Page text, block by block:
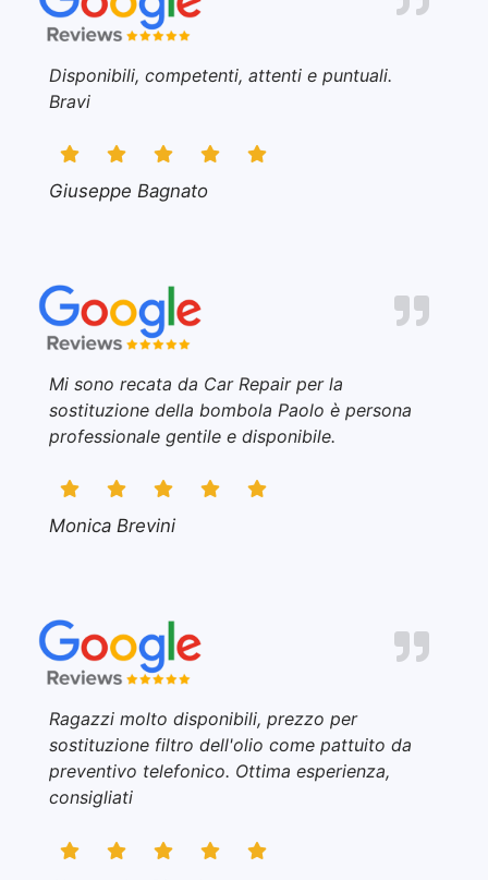
Disponibili, competenti, attenti e puntuali.
Bravi
Giuseppe Bagnato
Mi sono recata da Car Repair per la
sostituzione della bombola Paolo è persona
professionale gentile e disponibile.
Monica Brevini
Ragazzi molto disponibili, prezzo per
sostituzione filtro dell'olio come pattuito da
preventivo telefonico. Ottima esperienza,
consigliati